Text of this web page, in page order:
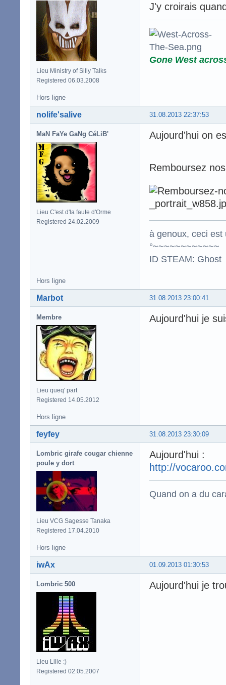
Lieu Ministry of Silly Talks
Registered 06.03.2008
J'y croirais
Gone West
Hors ligne
31.08.2013 22:37:53
nolife'salive
MaN FaYe GaNg CéLiB'
Lieu C'est d'la faute d'Orme
Registered 24.02.2009
Aujourd'hui on
Remboursez
à genoux, ceci est
°~~~~~~~~~~~~
ID STEAM: Ghost
Hors ligne
31.08.2013 23:00:41
Marbot
Membre
Lieu queq' part
Registered 14.05.2012
Aujourd'hui je
Hors ligne
31.08.2013 23:30:09
feyfey
Lombric girafe cougar chienne
poule y dort
Lieu VCG Sagesse Tanaka
Registered 17.04.2010
Aujourd'hui :
http://
Quand on a du
Hors ligne
01.09.2013 01:30:53
iwAx
Lombric 500
Lieu Lille :)
Registered 02.05.2007
Aujourd'hui je